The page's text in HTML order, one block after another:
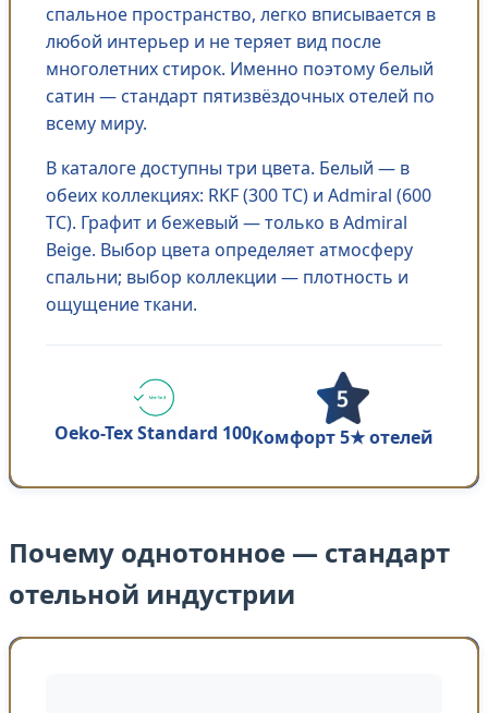
спальное пространство, легко вписывается в
любой интерьер и не теряет вид после
многолетних стирок. Именно поэтому белый
сатин — стандарт пятизвёздочных отелей по
всему миру.
В каталоге доступны три цвета. Белый — в
обеих коллекциях: RKF (300 TC) и Admiral (600
TC). Графит и бежевый — только в Admiral
Beige. Выбор цвета определяет атмосферу
спальни; выбор коллекции — плотность и
ощущение ткани.
Oeko-Tex Standard 100Комфорт 5★ отелей
Почему однотонное — стандарт
отельной индустрии